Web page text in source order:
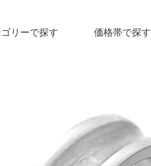
ゴリーで探す 価格帯で探す